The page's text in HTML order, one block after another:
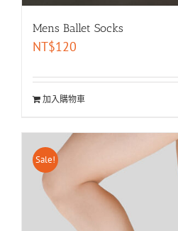
Mens Ballet Socks
NT$120
加入購物車
Sale!